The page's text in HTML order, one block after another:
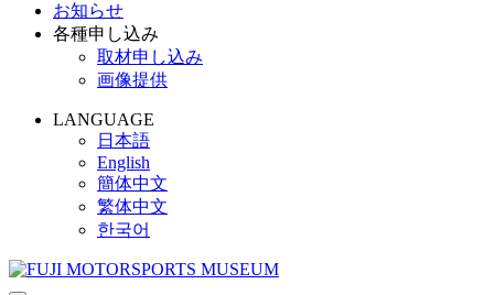
お知らせ
各種申し込み
取材申し込み
画像提供
LANGUAGE
日本語
English
簡体中文
繁体中文
한국어